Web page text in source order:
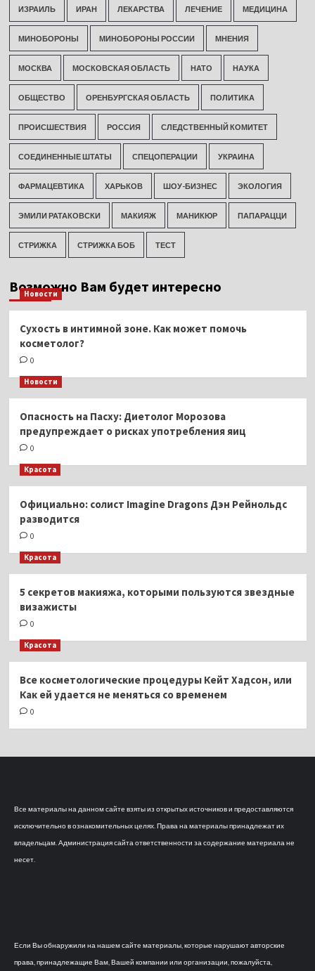
ИЗРАИЛЬ ИРАН ЛЕКАРСТВА ЛЕЧЕНИЕ МЕДИЦИНА
МИНОБОРОНЫ МИНОБОРОНЫ РОССИИ МНЕНИЯ
МОСКВА МОСКОВСКАЯ ОБЛАСТЬ НАТО НАУКА
ОБЩЕСТВО ОРЕНБУРГСКАЯ ОБЛАСТЬ ПОЛИТИКА
ПРОИСШЕСТВИЯ РОССИЯ СЛЕДСТВЕННЫЙ КОМИТЕТ
СОЕДИНЕННЫЕ ШТАТЫ СПЕЦОПЕРАЦИИ УКРАИНА
ФАРМАЦЕВТИКА ХАРЬКОВ ШОУ-БИЗНЕС ЭКОЛОГИЯ
ЭМИЛИ РАТАКОВСКИ МАКИЯЖ МАНИКЮР ПАПАРАЦЦИ
СТРИЖКА СТРИЖКА БОБ ТЕСТ
Возможно Вам будет интересно
Новости
Сухость в интимной зоне. Как может помочь
косметолог?
0
Новости
Опасность на Пасху: Диетолог Морозова
предупреждает о рисках употребления яиц
0
Красота
Официально: солист Imagine Dragons Дэн Рейнольдс
разводится
0
Красота
5 секретов макияжа, которыми пользуются звездные
визажисты
0
Красота
Все косметологические процедуры Кейт Хадсон, или
Как ей удается не меняться со временем
0
Все материалы на данном сайте взяты из открытых источников и предоставляются
исключительно в ознакомительных целях. Права на материалы принадлежат их
владельцам. Администрация сайта ответственности за содержание материала не
несет.
Если Вы обнаружили на нашем сайте материалы, которые нарушают авторские
права, принадлежащие Вам, Вашей компании или организации, пожалуйста,